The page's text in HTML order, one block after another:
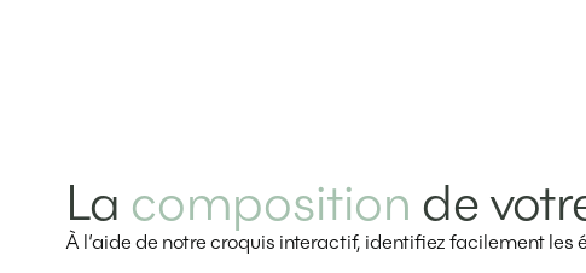
La composition de
À l’aide de notre croquis interactif, identifiez facilement